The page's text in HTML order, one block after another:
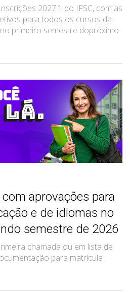
2027.1 do IFSC, com as
para todos os cursos da
primeiro semestre dopróximo
aprovações para
e de idiomas no
semestre de 2026
chamada ou em lista de
para matrícula